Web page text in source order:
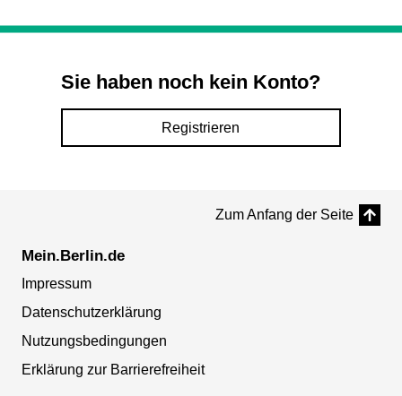
Sie haben noch kein Konto?
Registrieren
Zum Anfang der Seite
Mein.Berlin.de
Impressum
Datenschutzerklärung
Nutzungsbedingungen
Erklärung zur Barrierefreiheit